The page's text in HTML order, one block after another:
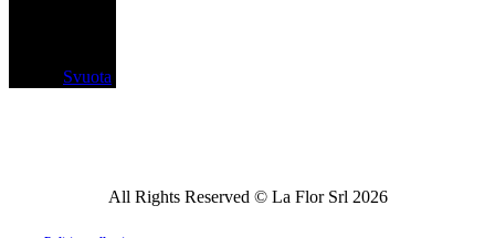
Svuota
All Rights Reserved © La Flor Srl 2026